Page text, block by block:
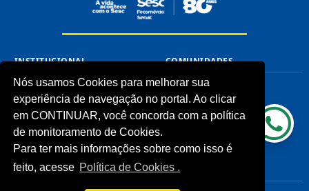
Nós usamos Cookies para melhorar sua
experiência de navegação no portal. Ao clicar
em CONTINUAR, você concorda com a política
de monitoramento de Cookies.
Para ter mais informações sobre como isso é
feito, acesse Política de Cookies .
INSTITUCIONAL
Processos Seletivos (Antigos)
Licitações
Notícias
Imprensa
Fale Conosco
Biblioteca
COMUNIDADES
Unidades Sesc-TO
Cliente
CONHEÇA
LINKS ÚTEIS